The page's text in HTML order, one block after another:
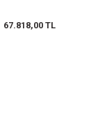
67.818,00 TL